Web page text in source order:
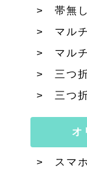
帯無
マル
マル
三つ
三つ
オ
スマ